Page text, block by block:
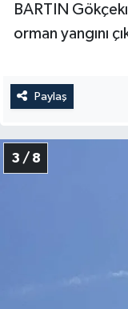
BARTIN
orman yangını
Paylaş
3 / 8